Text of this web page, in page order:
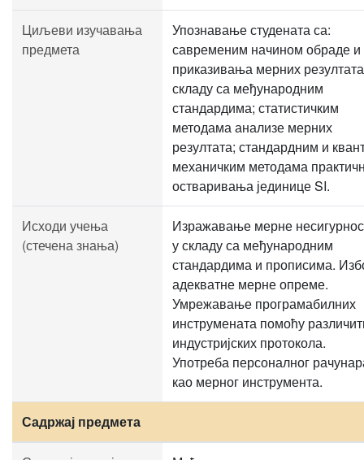
Циљеви изучавања
предмета
Упознавање студената са:
савременим начином обраде и
приказивања мерних
складу са међународним
стандардима; статистичким
методама анализе мерних
резултата; стандардним и
механичким методама
остваривања јединице SI.
Исходи учења
(стечена знања)
Изражавање мерне
у складу са међународним
стандардима и прописима.
адекватне мерне опреме.
Умрежавање програмабилних
инструмената помоћу
индустријских протокола.
Употреба персоналног
као мерног инструмента.
Садржај предмета